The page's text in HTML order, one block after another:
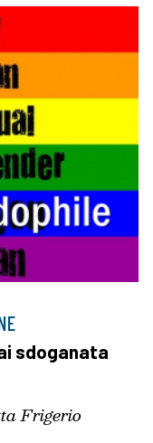
sdoganata
Frigerio